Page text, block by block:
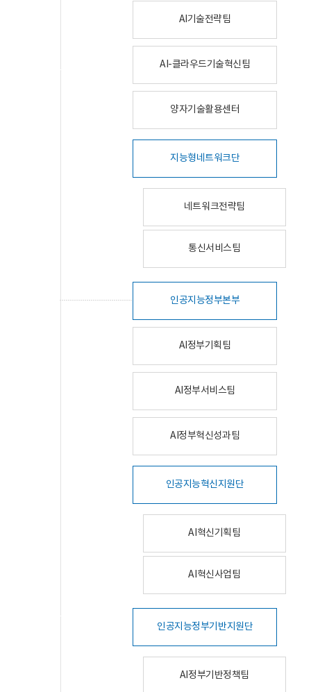
AI기술전략팀
AI-클라우드기술혁신팀
양자기술활용센터
지능형네트워크단
네트워크전략팀
통신서비스팀
인공지능정부본부
AI정부기획팀
AI정부서비스팀
AI정부혁신성과팀
인공지능혁신지원단
AI혁신기획팀
AI혁신사업팀
인공지능정부기반지원단
AI정부기반정책팀